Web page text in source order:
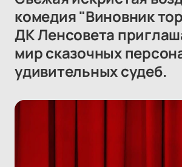
комедия "Виновник
ДК Ленсовета
мир сказочных
удивительных судеб.